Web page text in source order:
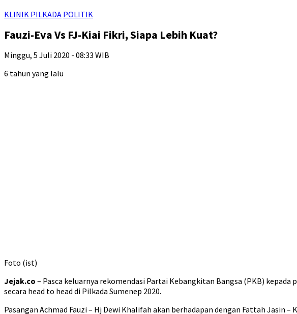
KLINIK PILKADA POLITIK
Fauzi-Eva Vs FJ-Kiai Fikri, Siapa Lebih Kuat?
Minggu, 5 Juli 2020 - 08:33 WIB
6 tahun yang lalu
Foto (ist)
Jejak.co – Pasca keluarnya rekomendasi Partai Kebangkitan Bangsa (PKB)
secara head to head di Pilkada Sumenep 2020.
Pasangan Achmad Fauzi – Hj Dewi Khalifah akan berhadapan dengan Fattah Jasin